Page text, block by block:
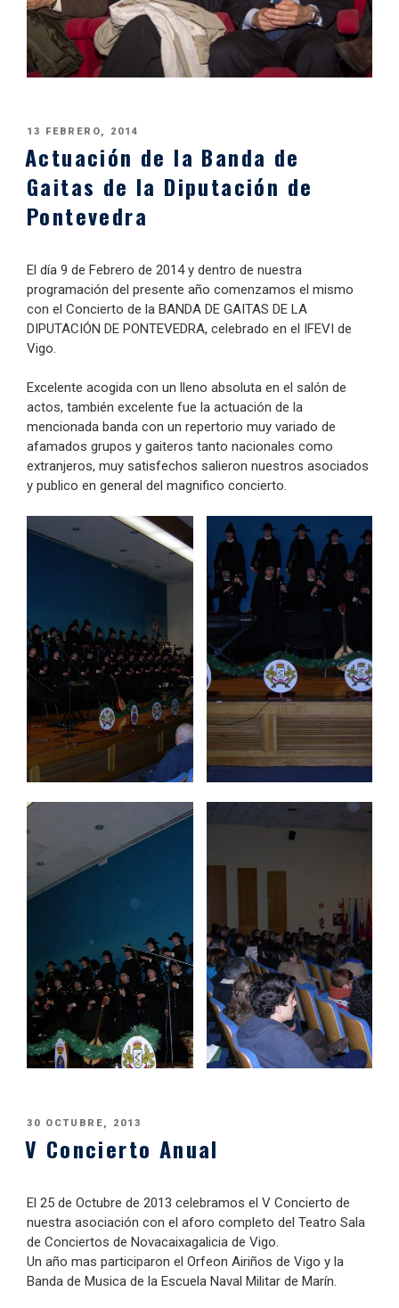
PUBLICADO
13 FEBRERO, 2014
Actuación de la Banda de
Gaitas de la Diputación de
Pontevedra
El día 9 de Febrero de 2014 y dentro de nuestra
programación del presente año comenzamos el mismo
con el Concierto de la BANDA DE GAITAS DE LA
DIPUTACIÓN DE PONTEVEDRA, celebrado en el IFEVI de
Vigo.
Excelente acogida con un lleno absoluta en el salón de
actos, también excelente fue la actuación de la
mencionada banda con un repertorio muy variado de
afamados grupos y gaiteros tanto nacionales como
extranjeros, muy satisfechos salieron nuestros asociados
y publico en general del magnifico concierto.
PUBLICADO
30 OCTUBRE, 2013
V Concierto Anual
El 25 de Octubre de 2013 celebramos el V Concierto de
nuestra asociación con el aforo completo del Teatro Sala
de Conciertos de Novacaixagalicia de Vigo.
Un año mas participaron el Orfeon Airiños de Vigo y la
Banda de Musica de la Escuela Naval Militar de Marín.